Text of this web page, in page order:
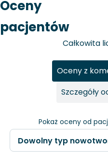
Oceny
pacjentów
Całkowita
Pokaż oceny od
Oceny z
Szczegóły